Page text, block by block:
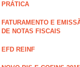
PRÁTICA
FATURAMENTO E
DE NOTAS FISCAIS
EFD REINF